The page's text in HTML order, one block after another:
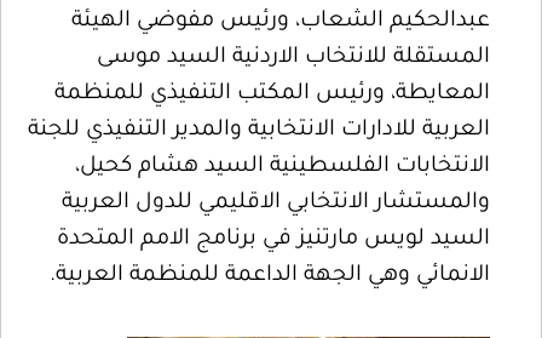
عبدالحكيم الشعاب، ورئيس مفوضي الهيئة
المستقلة للانتخاب الاردنية السيد موسى
المعايطة، ورئيس المكتب التنفيذي للمنظمة
العربية للادارات الانتخابية والمدير التنفيذي للجنة
الانتخابات الفلسطينية السيد هشام كحيل،
والمستشار الانتخابي الاقليمي للدول العربية
السيد لويس مارتنيز في برنامج الامم المتحدة
الانمائي وهي الجهة الداعمة للمنظمة العربية.